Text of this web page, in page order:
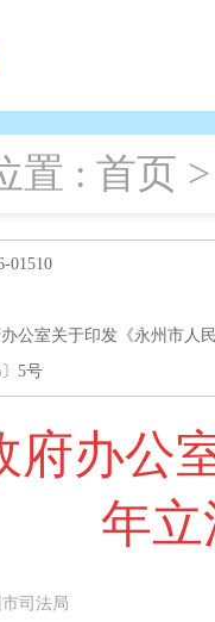
置 : 首页
01510
公室关于印发《永州市人
5号
府办公
年
司法局